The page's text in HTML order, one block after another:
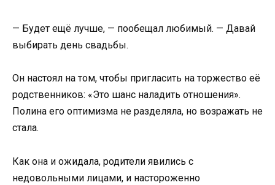
— Будет ещё лучше, — пообещал любимый. — Давай
выбирать день свадьбы.
Он настоял на том, чтобы пригласить на торжество её
родственников: «Это шанс наладить отношения».
Полина его оптимизма не разделяла, но возражать не
стала.
Как она и ожидала, родители явились с
недовольными лицами, и настороженно